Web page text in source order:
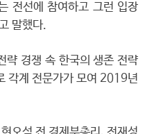
전선에 참여하고 그런 입장
말했다.
략 경쟁 속 한국의 생존 전략
각계 전문가가 모여 2019년